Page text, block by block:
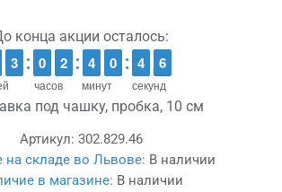
конца акции осталось:
2
2
3
3
часов
9
9
0
0 1
1
2
2
минут
3
3
4
4 9
9
0
0
секунд
5
4
4 5
5
4
под чашку, пробка, 10 см
Артикул: 302.829.46
на складе во Львове: В наличии
в магазине: В наличии